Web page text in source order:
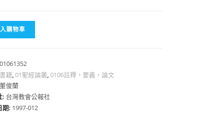
購物車
01061352
書籍,01聖經論叢,0106註釋，要義，論文
董俊蘭
: 台灣教會公報社
期: 1997-012